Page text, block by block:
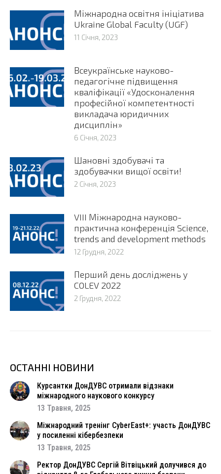
Міжнародна освітня ініціатива
Ukraine Global Faculty (UGF)
11 Січня, 2023
Всеукраїнське науково-
педагогічне підвищення
кваліфікації «Удосконалення
професійної компетентності
викладача юридичних
дисциплін»
6 Січня, 2023
Шановні здобувачі та
здобувачки вищої освіти!
2 Січня, 2023
VIII Міжнародна науково-
практична конференція Science,
trends and development methods
12 Грудня, 2022
Перший день досліджень у
COLEV 2022
2 Грудня, 2022
ОСТАННІ НОВИНИ
Курсантки ДонДУВС отримали відзнаки
міжнародного наукового конкурсу
13 Травня, 2025
Міжнародний тренінг CyberEast+: участь ДонДУВС
у посиленні кібербезпеки
13 Травня, 2025
Ректор ДонДУВС Сергій Вітвіцький долучився до